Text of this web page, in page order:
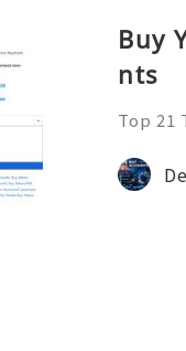
Buy
nts
Top 21
➤